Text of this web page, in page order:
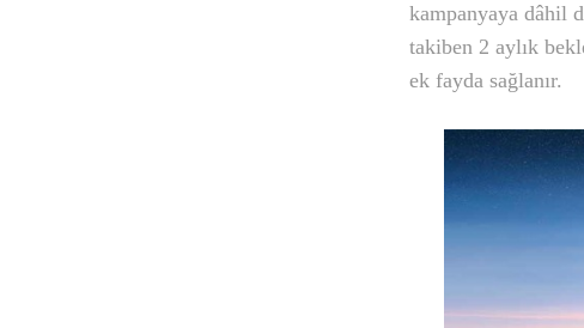
kampanyaya dâhil
takiben 2 aylık
ek fayda sağlanır.